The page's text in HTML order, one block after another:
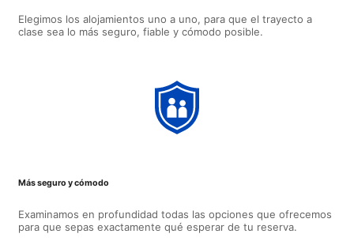
Elegimos los alojamientos uno a uno, para que el trayecto a
clase sea lo más seguro, fiable y cómodo posible.
Más seguro y cómodo
Examinamos en profundidad todas las opciones que ofrecemos
para que sepas exactamente qué esperar de tu reserva.